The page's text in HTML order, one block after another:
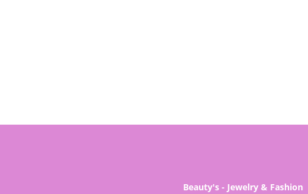
Beauty's - Jewelry & Fashion